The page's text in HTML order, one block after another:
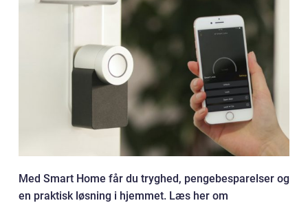
Med Smart Home får du tryghed, pengebesparelser og
en praktisk løsning i hjemmet. Læs her om